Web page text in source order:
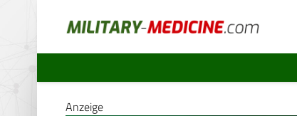
Anzeige